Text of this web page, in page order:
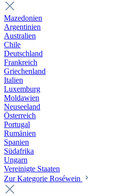
Mazedonien
Argentinien
Australien
Chile
Deutschland
Frankreich
Griechenland
Italien
Luxemburg
Moldawien
Neuseeland
Österreich
Portugal
Rumänien
Spanien
Südafrika
Ungarn
Vereinigte Staaten
Zur Kategorie Roséwein